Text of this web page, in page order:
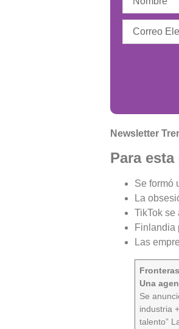
Newsletter
Para
Se formó
La
TikTok se
Finlandia
Las
Una
Se
industria
talento”